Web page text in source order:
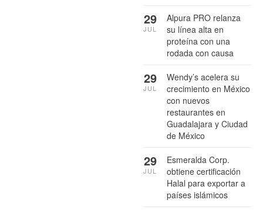
Alpura PRO relanza
su línea alta en
proteína con una
rodada con causa
29
JUL
Wendy’s acelera su
crecimiento en México
con nuevos
restaurantes en
Guadalajara y Ciudad
de México
29
JUL
Esmeralda Corp.
obtiene certificación
Halal para exportar a
países islámicos
29
JUL